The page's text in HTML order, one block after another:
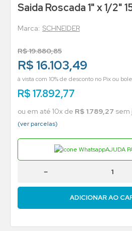
Saida Roscada 1" x 1/2"
SCHNEIDER
R$19.880,85
R$ 16.103,49
à vista com 10% de desconto no Pix ou
R$17.892,77
ou em até 10x de R$ 1.789,27 sem
(ver parcelas)
AJUDA
－
ADICIONAR AO